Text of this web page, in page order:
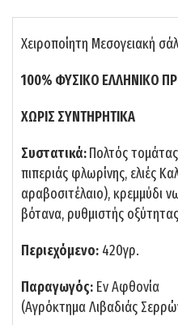
Χειροποίητη Μεσογειακή
100% ΦΥΣΙΚΟ ΕΛΛΗΝΙΚΟ
ΧΩΡΙΣ ΣΥΝΤΗΡΗΤΙΚΑ
Συστατικά:Πολτός
πιπεριάς φλωρίνης, ελιές
αραβοσιτέλαιο), κρεμμύδι
βότανα, ρυθμιστής
Περιεχόμενο: 420γρ.
Παραγωγός: Εν Αφθονία
(Αγρόκτημα Λιβαδιάς